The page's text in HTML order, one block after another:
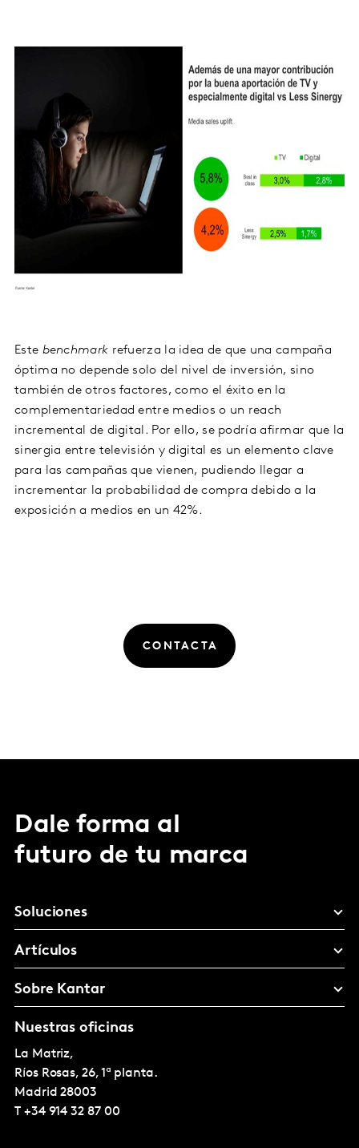
Este benchmark refuerza la idea de que una campaña
óptima no depende solo del nivel de inversión, sino
también de otros factores, como el éxito en la
complementariedad entre medios o un reach
incremental de digital. Por ello, se podría afirmar que la
sinergia entre televisión y digital es un elemento clave
para las campañas que vienen, pudiendo llegar a
incrementar la probabilidad de compra debido a la
exposición a medios en un 42%.
CONTACTA
Dale forma al
futuro de tu marca
Soluciones
Artículos
Sobre Kantar
Nuestras oficinas
La Matriz,
Ríos Rosas, 26, 1ª planta.
Madrid 28003
T +34 914 32 87 00